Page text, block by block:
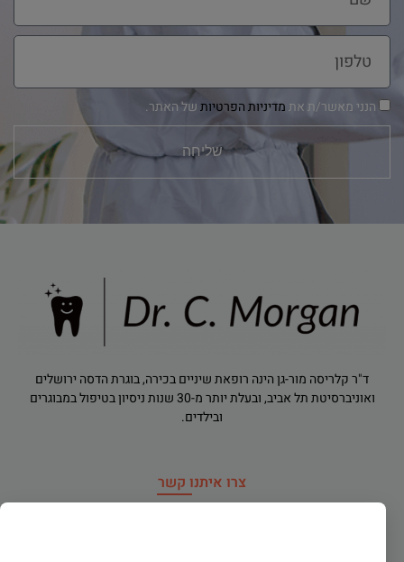
הנני מאשר/ת אתמדיניות הפרטיותשל האתר.
שליחה
ד"ר קלריסה מור-גן הינה רופאת שיניים בכירה, בוגרת הדסה ירושלים
ואוניברסיטת תל אביב, ובעלת יותר מ-30 שנות ניסיון בטיפול במבוגרים
ובילדים.
צרו איתנו קשר